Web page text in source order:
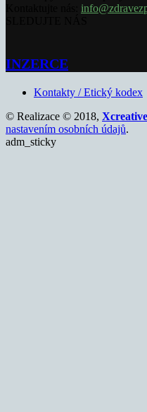
INZERCE
Kontakty / Etický kodex
© Realizace © 2018,
nastavením osobních údajů.
adm_sticky